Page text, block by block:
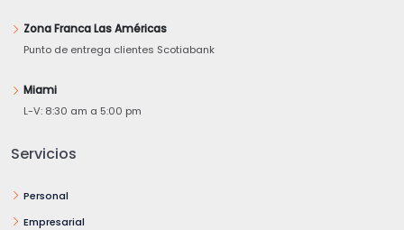
Zona Franca Las Américas
Punto de entrega clientes Scotiabank
Miami
L-V: 8:30 am a 5:00 pm
Servicios
Personal
Empresarial